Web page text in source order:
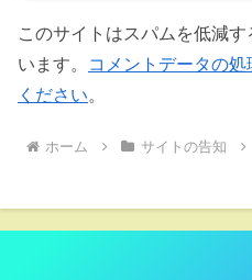
このサイトはスパムを低減
います。 コメントデータの
ください。
ホーム サイトの告知